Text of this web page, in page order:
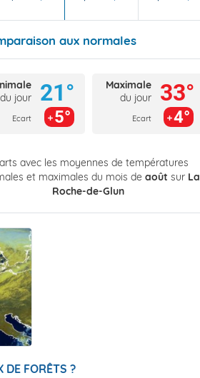
aux normales
du jour
Ecart
21°
5°
Maximale
du jour
Ecart
33°
4°
avec les moyennes de températures
et maximales du mois deaoût sur La
Roche-de-Glun
DE FORÊTS ?